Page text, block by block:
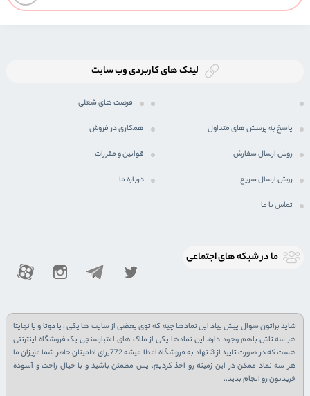
لینک های کاربردی وب سایت
فرصت های شغلی
پاسخ به پرسش های متداول همکاری در فروش
روش ارسال سفارش قوانین و مقررات
روش ارسال سریع درباره ما
تماس با ما
ما در شبكه های اجتماعی
شاید براتون سوال پیش بیاد این نمادها چیه که توی بعضی از سایت ها یکی ، یا دوتا و یا نهایتا
هر سه تاش باهم وجود داره. این نمادها یکی از ملاک های اعتبارسنجی یک فروشگاه اینترنتی
هست که در صورت تایید از 3 نهاد به فروشگاه اعطا میشه 772برای اطمینان خاطر شما عزیزان ما
هر سه نماد ممکن در این زمینه رو اخذ کردیم. پس مطمئن باشید و با خیال راحت و آسوده
خریدتون رو انجام بدید..